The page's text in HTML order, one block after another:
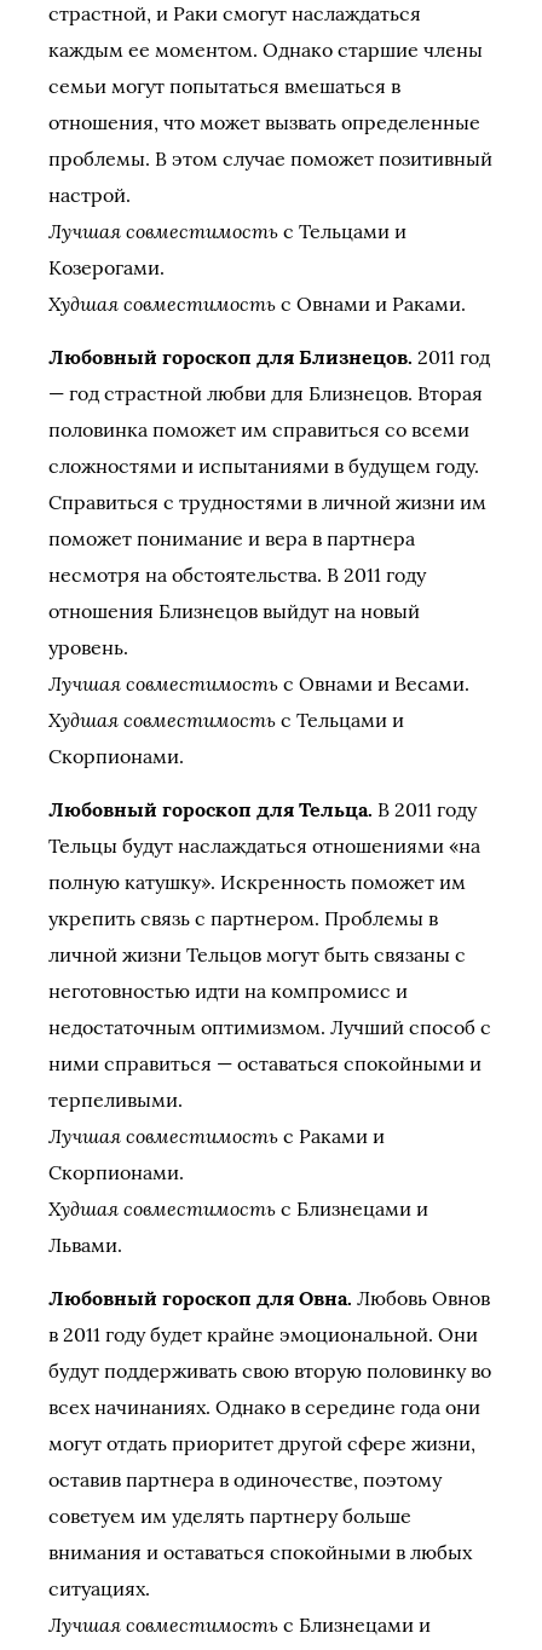
страстной, и Раки смогут наслаждаться
каждым ее моментом. Однако старшие члены
семьи могут попытаться вмешаться в
отношения, что может вызвать определенные
проблемы. В этом случае поможет позитивный
настрой.
Лучшая совместимость с Тельцами и
Козерогами.
Худшая совместимость с Овнами и Раками.
Любовный гороскоп для Близнецов. 2011 год
— год страстной любви для Близнецов. Вторая
половинка поможет им справиться со всеми
сложностями и испытаниями в будущем году.
Справиться с трудностями в личной жизни им
поможет понимание и вера в партнера
несмотря на обстоятельства. В 2011 году
отношения Близнецов выйдут на новый
уровень.
Лучшая совместимость с Овнами и Весами.
Худшая совместимость с Тельцами и
Скорпионами.
Любовный гороскоп для Тельца. В 2011 году
Тельцы будут наслаждаться отношениями «на
полную катушку». Искренность поможет им
укрепить связь с партнером. Проблемы в
личной жизни Тельцов могут быть связаны с
неготовностью идти на компромисс и
недостаточным оптимизмом. Лучший способ с
ними справиться — оставаться спокойными и
терпеливыми.
Лучшая совместимость с Раками и
Скорпионами.
Худшая совместимость с Близнецами и
Львами.
Любовный гороскоп для Овна. Любовь Овнов
в 2011 году будет крайне эмоциональной. Они
будут поддерживать свою вторую половинку во
всех начинаниях. Однако в середине года они
могут отдать приоритет другой сфере жизни,
оставив партнера в одиночестве, поэтому
советуем им уделять партнеру больше
внимания и оставаться спокойными в любых
ситуациях.
Лучшая совместимость с Близнецами и